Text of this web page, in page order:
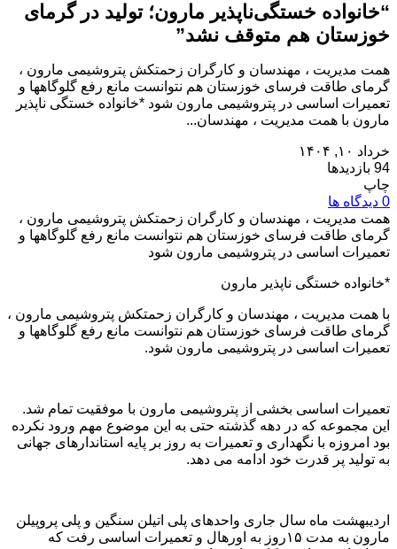
“خانواده خستگی‌ناپذیر مارون؛ تولید در گرمای
خوزستان هم متوقف نشد”
همت مدیریت ، مهندسان و کارگران زحمتکش پتروشیمی مارون ،
گرمای طاقت فرسای خوزستان هم نتوانست مانع رفع گلوگاهها و
تعمیرات اساسی در پتروشیمی مارون شود *خانواده خستگی ناپذیر
مارون با همت مدیریت ، مهندسان...
خرداد ۱۰, ۱۴۰۴
94 بازدیدها
چاپ
0 دیدگاه ها
همت مدیریت ، مهندسان و کارگران زحمتکش پتروشیمی مارون ،
گرمای طاقت فرسای خوزستان هم نتوانست مانع رفع گلوگاهها و
تعمیرات اساسی در پتروشیمی مارون شود
*خانواده خستگی ناپذیر مارون
با همت مدیریت ، مهندسان و کارگران زحمتکش پتروشیمی مارون ،
گرمای طاقت فرسای خوزستان هم نتوانست مانع رفع گلوگاهها و
تعمیرات اساسی در پتروشیمی مارون شود.
تعمیرات اساسی بخشی از پتروشیمی مارون با موفقیت تمام شد.
این مجموعه که در دهه گذشته حتی به این موضوع مهم ورود نکرده
بود امروزه با نگهداری و تعمیرات به روز بر پایه استاندارهای جهانی
به تولید پر قدرت خود ادامه می دهد.
اردیبهشت ماه سال جاری واحد‌های پلی اتیلن سنگین و پلی پروپیلن
مارون به مدت ۱۵روز به اورهال و تعمیرات اساسی رفت که